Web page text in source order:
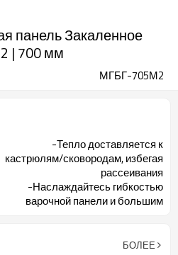
панель Закаленное
| 700 мм
МГБГ-705М2
-Тепло доставляется к
кастрюлям/сковородам, избегая
рассеивания
-Наслаждайтесь гибкостью
варочной панели и большим
-Проводить уборку быстро и легко
БОЛЕЕ